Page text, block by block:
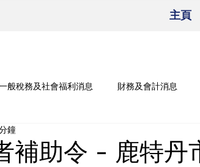
主頁
般稅務及社會福利消息 財務及會計消息
補助令 - 鹿特丹
鐘